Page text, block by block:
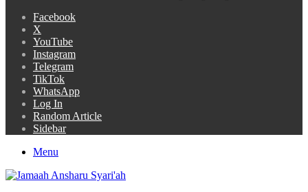
Facebook
X
YouTube
Instagram
Telegram
TikTok
WhatsApp
Log In
Random Article
Sidebar
Menu